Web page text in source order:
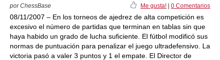
por ChessBase Me gusta! 0 Comentarios
08/11/2007 – En los torneos de ajedrez de alta competición es
excesivo el número de partidas que terminan en tablas sin que
haya habido un grado de lucha suficiente. El fútbol modificó sus
normas de puntuación para penalizar el juego ultradefensivo. La
victoria pasó a valer 3 puntos y 1 el empate. El Director de